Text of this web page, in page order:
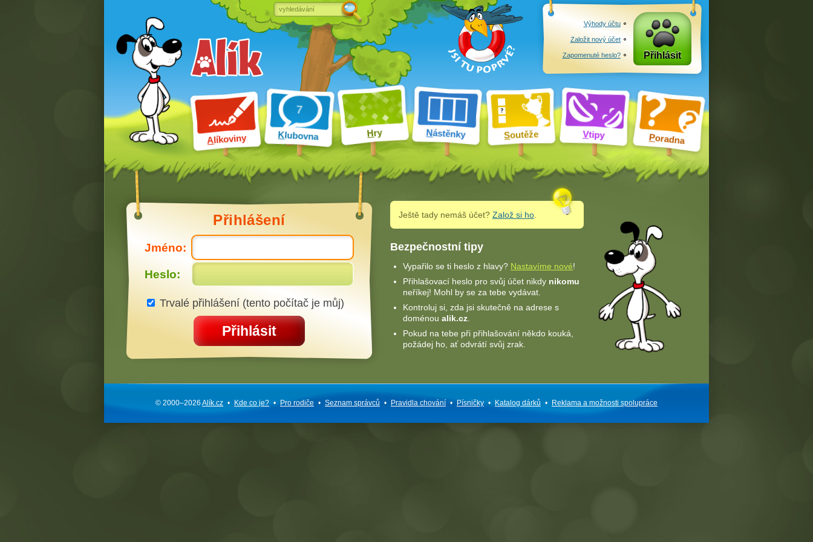
Alíkoviny Klubovna Hry Nástěnky Soutěže Vtipy Poradna
Výhody účtu
Založit nový účet
Zapomenuté heslo? Přihlásit
Přihlášení
Jméno:
Heslo:
Trvalé přihlášení (tento počítač je můj)
Přihlásit
Ještě tady nemáš účet? Založ si ho.
Bezpečnostní tipy
Vypařilo se ti heslo z hlavy? Nastavíme nové!
Přihlašovací heslo pro svůj účet nikdy nikomu
neříkej! Mohl by se za tebe vydávat.
Kontroluj si, zda jsi skutečně na adrese s
doménou alik.cz.
Pokud na tebe při přihlašování někdo kouká,
požádej ho, ať odvrátí svůj zrak.
© 2000–2026Alík.cz • Kde co je? • Pro rodiče • Seznam správců • Pravidla chování • Písničky • Katalog dárků • Reklama a možnosti spolupráce